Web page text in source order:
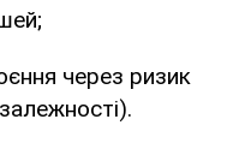
через ризик